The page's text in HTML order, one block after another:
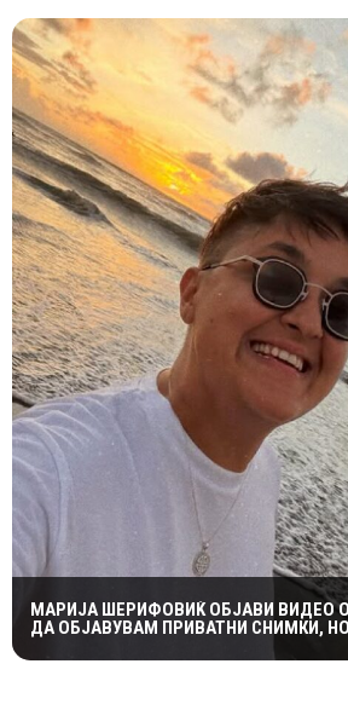
МАРИЈА ШЕРИФОВИЌ ОБЈАВИ ВИДЕО
ДА ОБЈАВУВАМ ПРИВАТНИ СНИМКИ,